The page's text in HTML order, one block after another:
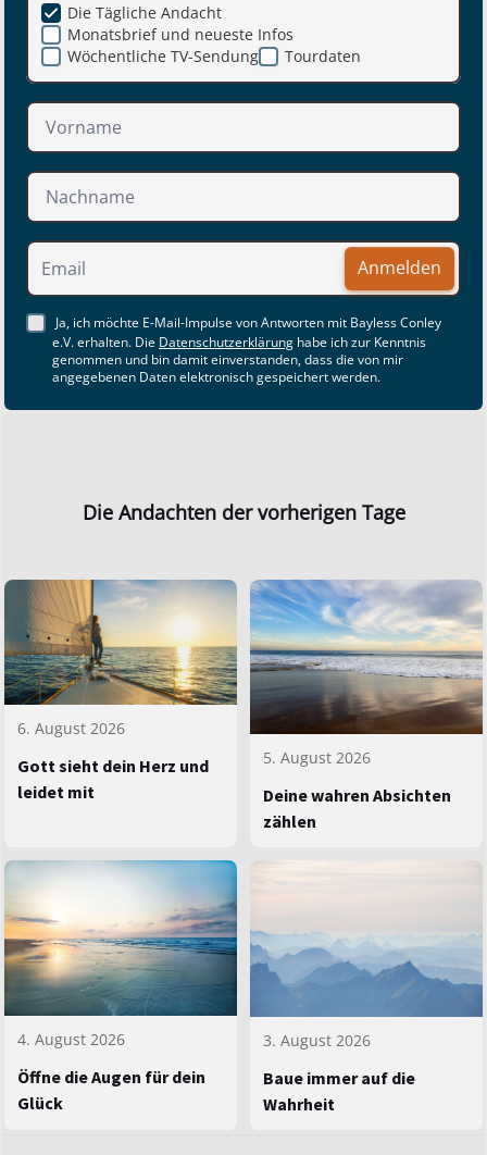
Monatsbrief und neueste Infos
Die Tägliche Andacht
Wöchentliche TV-Sendung Tourdaten
Anmelden
Ja, ich möchte E-Mail-Impulse von Antworten mit Bayless Conley
e.V. erhalten. Die Datenschutzerklärung habe ich zur Kenntnis
genommen und bin damit einverstanden, dass die von mir
angegebenen Daten elektronisch gespeichert werden.
Die Andachten der vorherigen Tage
6. August 2026
Gott sieht dein Herz und
leidet mit
5. August 2026
Deine wahren Absichten
zählen
4. August 2026
Öffne die Augen für dein
Glück
3. August 2026
Baue immer auf die
Wahrheit